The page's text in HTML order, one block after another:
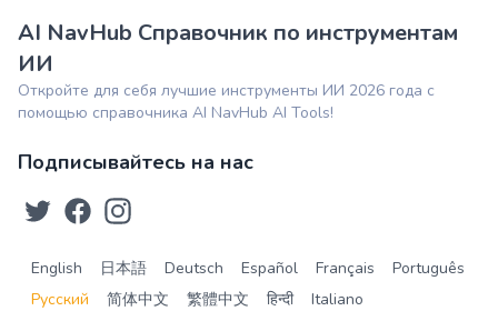
AI NavHub Справочник по инструментам
ИИ
Откройте для себя лучшие инструменты ИИ 2026 года с
помощью справочника AI NavHub AI Tools!
Подписывайтесь на нас
English 日本語 Deutsch Español Français
Português
Русский
简体中文 繁體中文 हिन्दी Italiano